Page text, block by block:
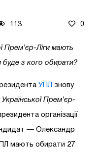
113 0
Прем’єр-Ліги мають
буде з кого обирати?
УПЛ знову
Прем’єр-
організації
— Олександр
мають обирати 27